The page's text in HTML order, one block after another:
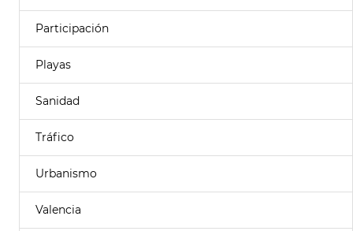
Participación
Playas
Sanidad
Tráfico
Urbanismo
Valencia